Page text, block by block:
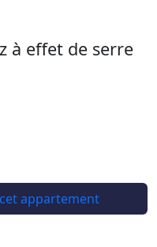
à effet de serre
appartement